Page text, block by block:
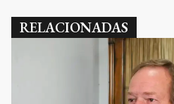
RELACIONADAS